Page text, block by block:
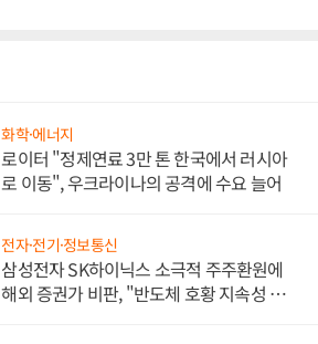
화학·에너지
로이터 "정제연료 3만 톤 한국에서 러시아
로 이동", 우크라이나의 공격에 수요 늘어
전자·전기·정보통신
삼성전자 SK하이닉스 소극적 주주환원에
해외 증권가 비판, "반도체 호황 지속성 의